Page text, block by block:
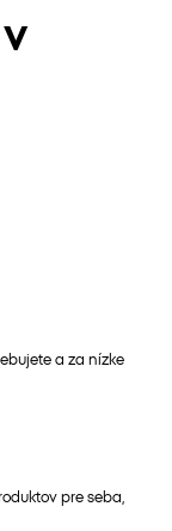
a za nízke
pre seba,